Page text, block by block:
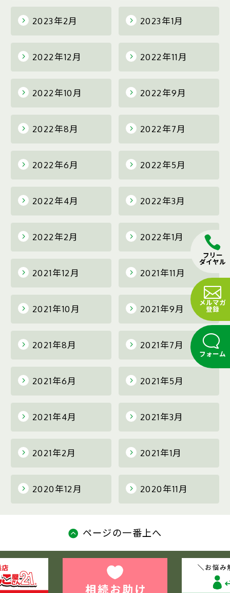
フリー
ダイヤル
メルマガ
登録
フォーム
2023年2月 2023年1月
2022年12月 2022年11月
2022年10月 2022年9月
2022年8月 2022年7月
2022年6月 2022年5月
2022年4月 2022年3月
2022年2月 2022年1月
2021年12月 2021年11月
2021年10月 2021年9月
2021年8月 2021年7月
2021年6月 2021年5月
2021年4月 2021年3月
2021年2月 2021年1月
2020年12月 2020年11月
ページの一番上へ